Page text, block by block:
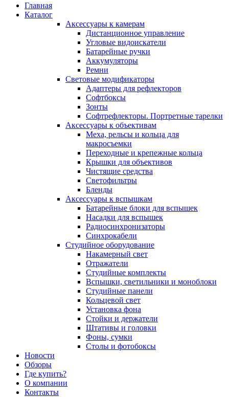
Главная
Каталог
Аксессуары к камерам
Дистанционное управление
Угловые видоискатели
Батарейные ручки
Аккумуляторы
Ремни
Световые модификаторы
Адаптеры для рефлекторов
Софтбоксы
Зонты
Софтрефлекторы. Портретные тарелки
Аксессуары к объективам
Меха, рельсы и кольца для
макросъемки
Переходные и крепежные кольца
Крышки для объективов
Чистящие средства
Светофильтры
Бленды
Аксессуары к вспышкам
Батарейные блоки для вспышек
Насадки для вспышек
Радиосинхронизаторы
Синхрокабели
Студийное оборудование
Накамерный свет
Отражатели
Студийные комплекты
Вспышки, светильники и моноблоки
Студийные панели
Кольцевой свет
Установка фона
Стойки и держатели
Штативы и головки
Фоны, сумки
Столы и фотобоксы
Новости
Обзоры
Где купить?
О компании
Контакты